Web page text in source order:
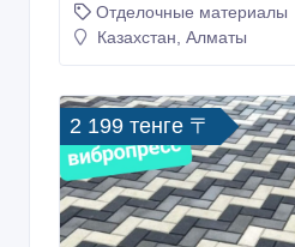
Отделочные материалы
Казахстан, Алматы
2 199 тенге 〒